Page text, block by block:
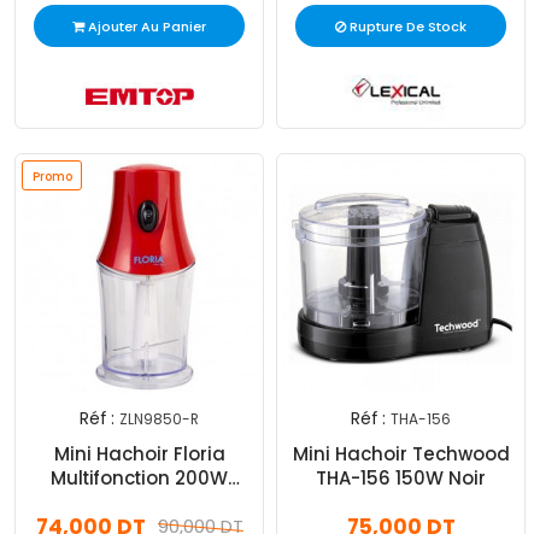
Ajouter Au Panier Rupture De Stock
Promo
Réf : ZLN9850-R
Mini Hachoir Floria
Multifonction 200W
90,000 DT
74,000 DT
Réf : THA-156
Mini Hachoir Techwood
THA-156 150W Noir
75,000 DT